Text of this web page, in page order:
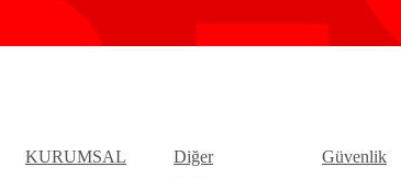
KURUMSAL Diğer Güvenlik